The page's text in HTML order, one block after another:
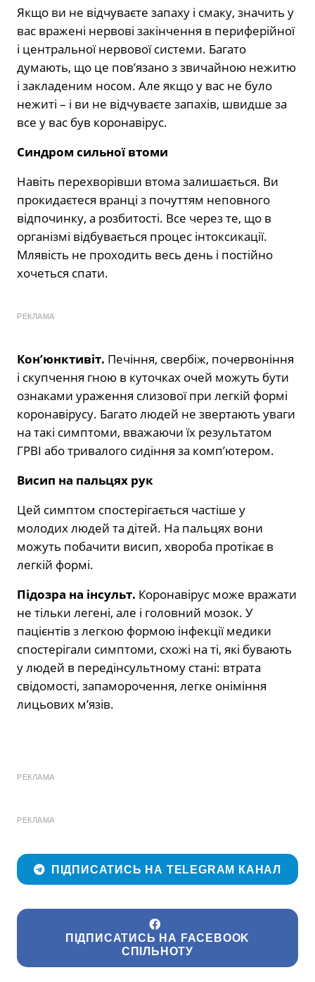
Якщо ви не відчуваєте запаху і смаку, значить у
вас вражені нервові закінчення в периферійної
і центральної нервової системи. Багато
думають, що це пов’язано з звичайною нежитю
і закладеним носом. Але якщо у вас не було
нежиті – і ви не відчуваєте запахів, швидше за
все у вас був коронавірус.
Синдром сильної втоми
Навіть перехворівши втома залишається. Ви
прокидаєтеся вранці з почуттям неповного
відпочинку, а розбитості. Все через те, що в
організмі відбувається процес інтоксикації.
Млявість не проходить весь день і постійно
хочеться спати.
РЕКЛАМА
Кон’юнктивіт. Печіння, свербіж, почервоніння
і скупчення гною в куточках очей можуть бути
ознаками ураження слизової при легкій формі
коронавірусу. Багато людей не звертають уваги
на такі симптоми, вважаючи їх результатом
ГРВІ або тривалого сидіння за комп’ютером.
Висип на пальцях рук
Цей симптом спостерігається частіше у
молодих людей та дітей. На пальцях вони
можуть побачити висип, хвороба протікає в
легкій формі.
Підозра на інсульт. Коронавірус може вражати
не тільки легені, але і головний мозок. У
пацієнтів з легкою формою інфекції медики
спостерігали симптоми, схожі на ті, які бувають
у людей в передінсультному стані: втрата
свідомості, запаморочення, легке оніміння
лицьових м’язів.
РЕКЛАМА
РЕКЛАМА
ПІДПИСАТИСЬ НА TELEGRAM КАНАЛ
ПІДПИСАТИСЬ НА FACEBOOK
СПІЛЬНОТУ